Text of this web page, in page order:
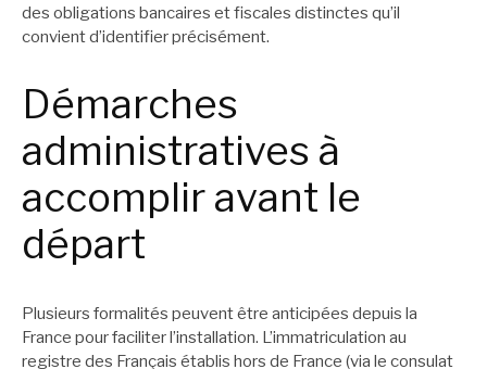
des obligations bancaires et fiscales distinctes qu’il
convient d’identifier précisément.
Démarches
administratives à
accomplir avant le
départ
Plusieurs formalités peuvent être anticipées depuis la
France pour faciliter l’installation. L’immatriculation au
registre des Français établis hors de France (via le consulat